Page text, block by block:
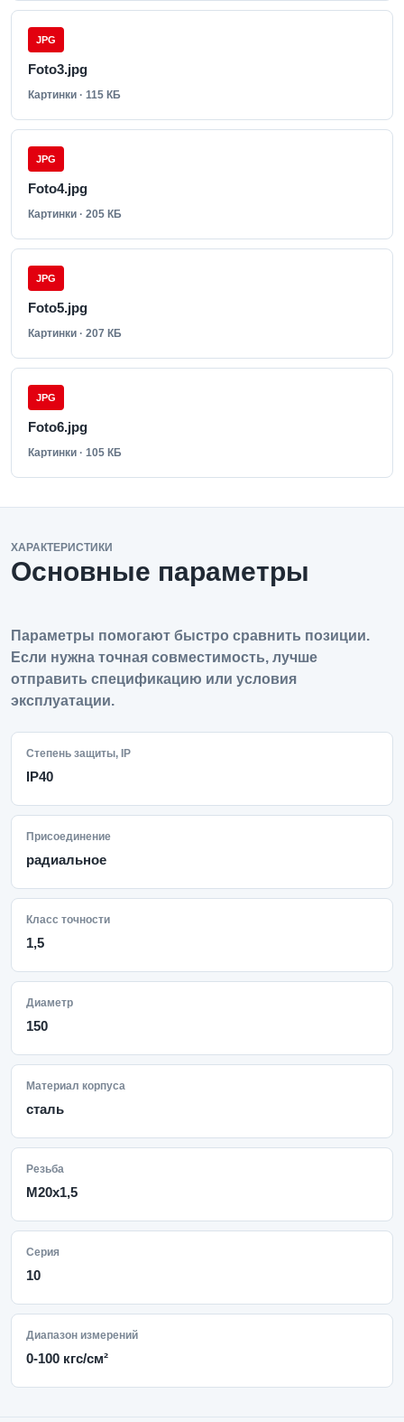
JPG
Foto3.jpg
Картинки · 115 КБ
JPG
Foto4.jpg
Картинки · 205 КБ
JPG
Foto5.jpg
Картинки · 207 КБ
JPG
Foto6.jpg
Картинки · 105 КБ
ХАРАКТЕРИСТИКИ
Основные параметры
Параметры помогают быстро сравнить позиции.
Если нужна точная совместимость, лучше
отправить спецификацию или условия
эксплуатации.
Степень защиты, IP
IP40
Присоединение
радиальное
Класс точности
1,5
Диаметр
150
Материал корпуса
сталь
Резьба
M20x1,5
Серия
10
Диапазон измерений
0-100 кгс/см²